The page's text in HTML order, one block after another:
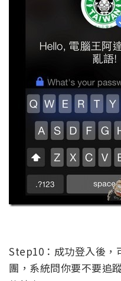
Step10：成功登入後，
團，系統問你要不要追